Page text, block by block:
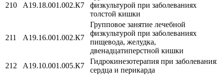
210 A19.18.001.002.К7
физкультурой при заболеваниях
толстой кишки
211 A19.16.001.002.К7
Групповое занятие лечебной
физкультурой при заболеваниях
пищевода, желудка,
двенадцатиперстной кишки
212
A19.10.001.005.К7
Гидрокинезотерапия при
сердца и перикарда